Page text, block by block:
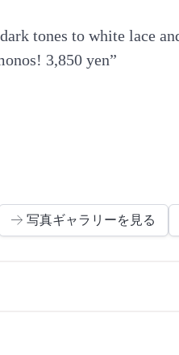
tones to white lace
3,850 yen”
写真ギャラリーを見る